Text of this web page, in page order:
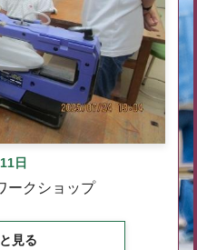
日
ークショップ
見る